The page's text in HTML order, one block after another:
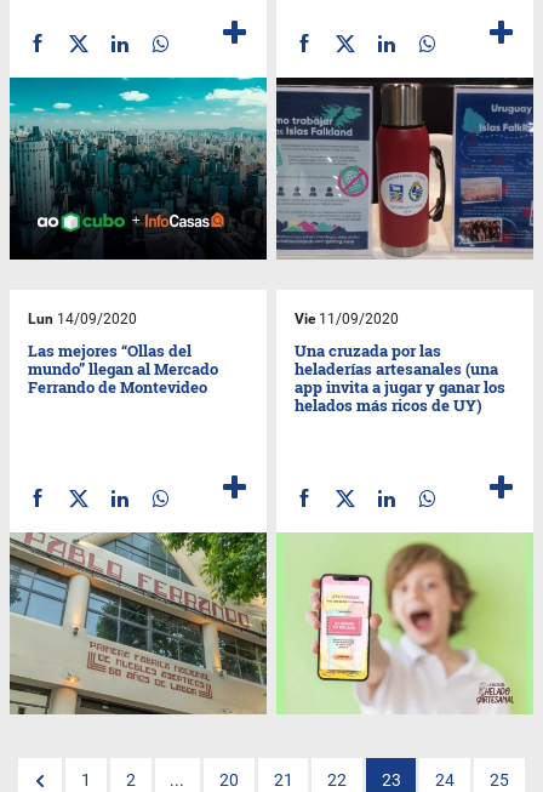
Lun 14/09/2020
Las mejores “Ollas del
mundo” llegan al Mercado
Ferrando de Montevideo
Vie11/09/2020
Una cruzada por las
heladerías artesanales (una
app invita a jugar y ganar los
helados más ricos de UY)
1 2 ... 20 21 22 23 24 25